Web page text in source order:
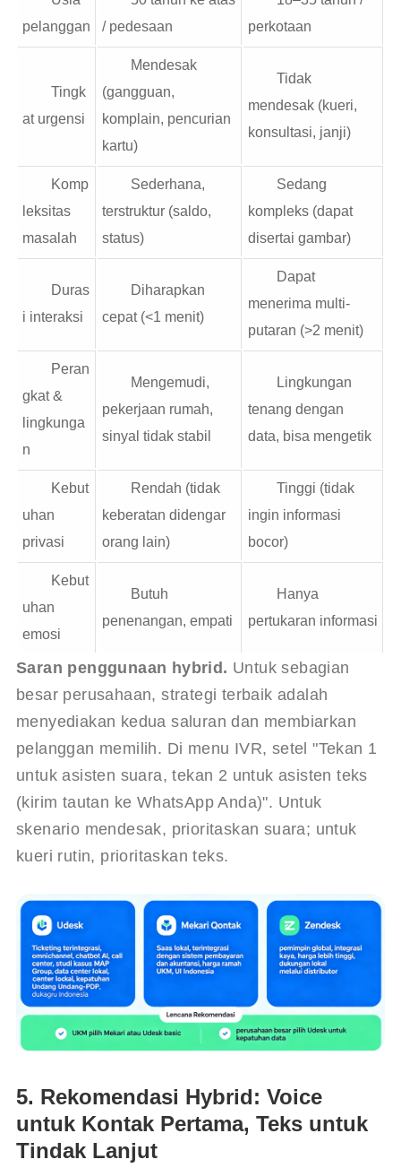
pelanggan
/ pedesaan
perkotaan
Tingk
at urgensi
Mendesak
(gangguan,
komplain, pencurian
kartu)
Tidak
mendesak (kueri,
konsultasi, janji)
Komp
leksitas
masalah
Sederhana,
terstruktur (saldo,
status)
Sedang
kompleks (dapat
disertai gambar)
Duras
i interaksi
Diharapkan
cepat (<1 menit)
Dapat
menerima multi-
putaran (>2 menit)
Peran
gkat &
lingkunga
n
Mengemudi,
pekerjaan rumah,
sinyal tidak stabil
Lingkungan
tenang dengan
data, bisa mengetik
Kebut
uhan
privasi
Rendah (tidak
keberatan didengar
orang lain)
Tinggi (tidak
ingin informasi
bocor)
Kebut
uhan
emosi
Butuh
penenangan, empati
Hanya
pertukaran informasi
Saran penggunaan hybrid. Untuk sebagian
besar perusahaan, strategi terbaik adalah
menyediakan kedua saluran dan membiarkan
pelanggan memilih. Di menu IVR, setel "Tekan 1
untuk asisten suara, tekan 2 untuk asisten teks
(kirim tautan ke WhatsApp Anda)". Untuk
skenario mendesak, prioritaskan suara; untuk
kueri rutin, prioritaskan teks.
5. Rekomendasi Hybrid: Voice
untuk Kontak Pertama, Teks untuk
Tindak Lanjut